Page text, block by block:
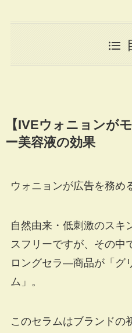
【IVEウォニョンが
ー美容液の効果
ウォニョンが広告を務め
自然由来・低刺激のスキ
スフリーですが、その中
ロングセラ―商品が「グ
ム」。
このセラムはブランドの